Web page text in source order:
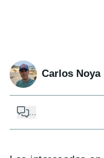
Carlos Noya